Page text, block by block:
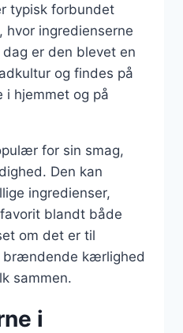
typisk forbundet
hvor ingredienserne
er den blevet en
og findes på
i hjemmet og på
for sin smag,
Den kan
ingredienser,
blandt både
om det er til
brændende kærlighed
sammen.
i